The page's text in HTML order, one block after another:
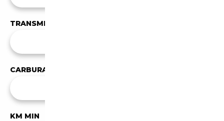
TRANSMISSION
CARBURANT
KM MIN